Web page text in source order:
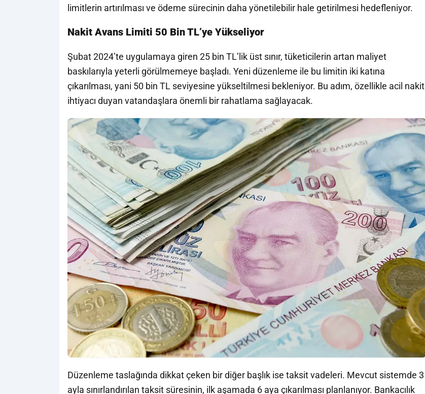
limitlerin artırılması ve ödeme sürecinin daha yönetilebilir hale getirilmesi hedefleniyor.
Nakit Avans Limiti 50 Bin TL’ye Yükseliyor
Şubat 2024’te uygulamaya giren 25 bin TL’lik üst sınır, tüketicilerin artan maliyet
baskılarıyla yeterli görülmemeye başladı. Yeni düzenleme ile bu limitin iki katına
çıkarılması, yani 50 bin TL seviyesine yükseltilmesi bekleniyor. Bu adım, özellikle acil nakit
ihtiyacı duyan vatandaşlara önemli bir rahatlama sağlayacak.
Düzenleme taslağında dikkat çeken bir diğer başlık ise taksit vadeleri. Mevcut sistemde 3
ayla sınırlandırılan taksit süresinin, ilk aşamada 6 aya çıkarılması planlanıyor. Bankacılık